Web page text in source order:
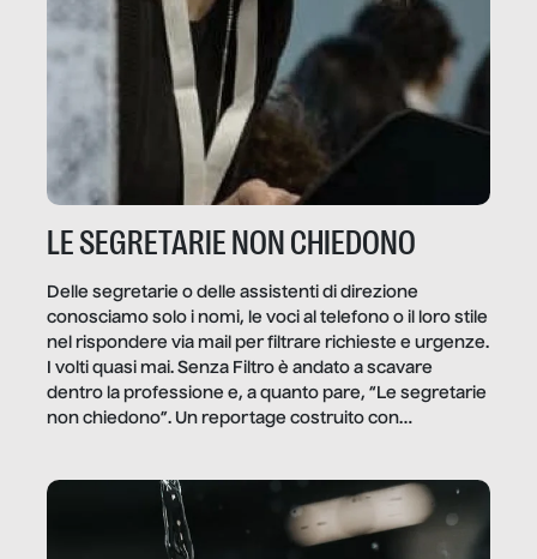
LE SEGRETARIE NON CHIEDONO
Delle segretarie o delle assistenti di direzione
conosciamo solo i nomi, le voci al telefono o il loro stile
nel rispondere via mail per filtrare richieste e urgenze.
I volti quasi mai. Senza Filtro è andato a scavare
dentro la professione e, a quanto pare, “Le segretarie
non chiedono”. Un reportage costruito con